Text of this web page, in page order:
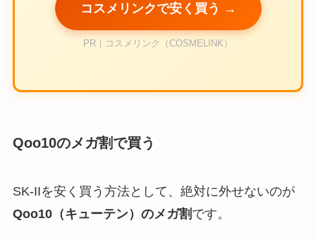
コスメリンクで安く買う →
PR｜コスメリンク（COSMELINK）
Qoo10のメガ割で買う
SK-IIを安く買う方法として、絶対に外せないのが
Qoo10（キューテン）のメガ割 です。